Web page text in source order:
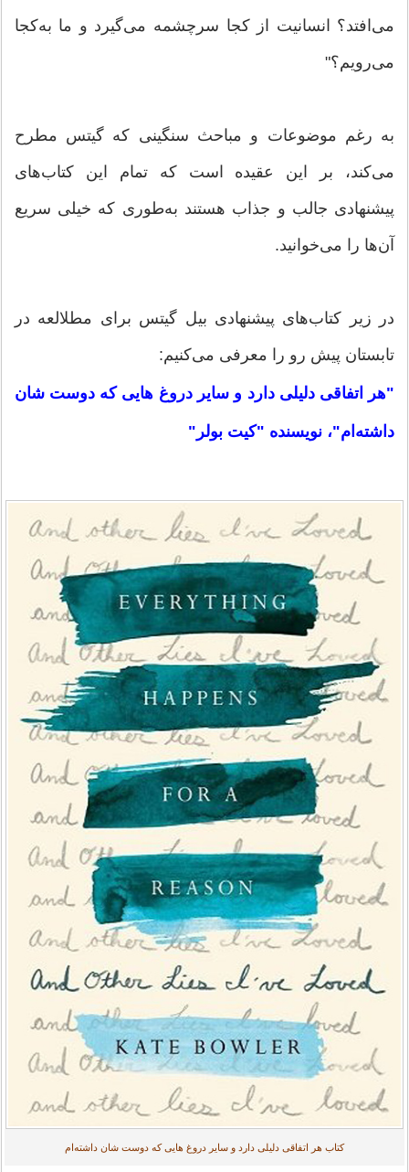
می‌افتد؟ انسانیت از کجا سرچشمه می‌گیرد و ما به‌کجا
می‌رویم؟"
به رغم موضوعات و مباحث سنگینی که گیتس مطرح
می‌کند، بر این عقیده است که تمام این کتاب‌های
پیشنهادی جالب و جذاب هستند به‌طوری که خیلی سریع
آن‌ها را می‌خوانید.
در زیر کتاب‌های پیشنهادی بیل گیتس برای مطلالعه در
تابستان پیش رو را معرفی می‌کنیم:
"هر اتفاقی دلیلی دارد و سایر دروغ هایی که دوست شان
داشته‌ام"، نویسنده "کیت بولر"
کتاب هر اتفاقی دلیلی دارد و سایر دروغ هایی که دوست شان داشته‌ام